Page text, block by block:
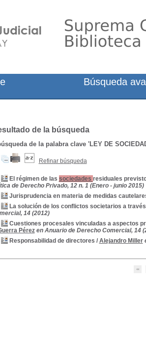
de la búsqueda
de la palabra clave 'LEY DE
Refinar búsqueda
El régimen de las sociedades residuales
de Derecho Privado, 12 n. 1 (Enero - junio 2015)
Jurisprudencia en materia de medidas
La solución de los conflictos societarios a
14 (2012)
Cuestiones procesales vinculadas a aspectos
Pérez en Anuario de Derecho Comercial, 14
Responsabilidad de directores / Alejandro Miller
Búsqueda